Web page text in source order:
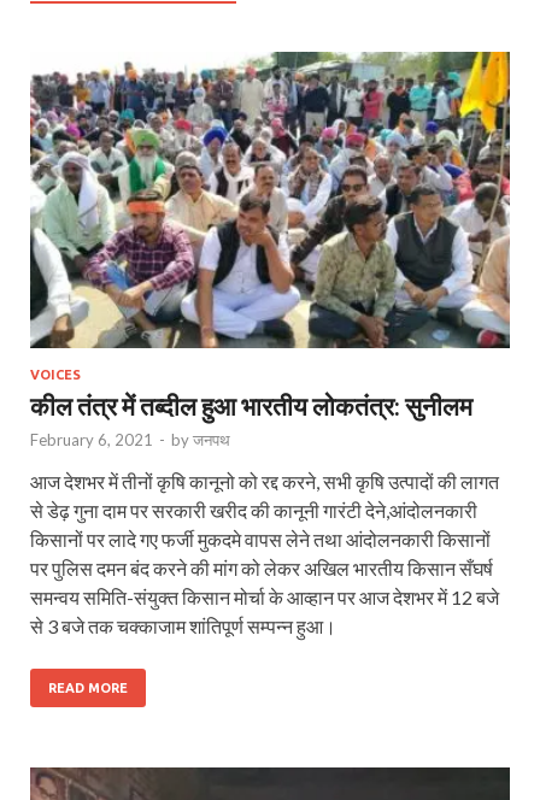
VOICES
कील तंत्र में तब्दील हुआ भारतीय लोकतंत्र: सुनीलम
February 6, 2021 - byजनपथ
आज देशभर में तीनों कृषि कानूनो को रद्द करने, सभी कृषि उत्पादों की लागत
से डेढ़ गुना दाम पर सरकारी खरीद की कानूनी गारंटी देने,आंदोलनकारी
किसानों पर लादे गए फर्जी मुकदमे वापस लेने तथा आंदोलनकारी किसानों
पर पुलिस दमन बंद करने की मांग को लेकर अखिल भारतीय किसान सँघर्ष
समन्वय समिति-संयुक्त किसान मोर्चा के आव्हान पर आज देशभर में 12 बजे
से 3 बजे तक चक्काजाम शांतिपूर्ण सम्पन्न हुआ।
READ MORE